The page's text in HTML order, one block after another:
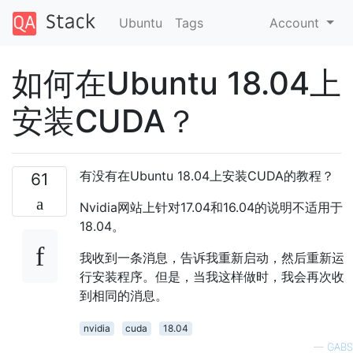
Ubuntu Tags Account
如何在Ubuntu 18.04上
安装CUDA？
61
有没有在Ubuntu 18.04上安装CUDA的教程？
Nvidia网站上针对17.04和16.04的说明不适用于
18.04。
我收到一条消息，告诉我重新启动，然后重新运
行安装程序。但是，当我这样做时，我会再次收
到相同的消息。
nvidia cuda
18.04
— GABS